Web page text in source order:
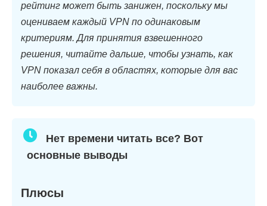
рейтинг может быть занижен, поскольку мы
оцениваем каждый VPN по одинаковым
критериям. Для принятия взвешенного
решения, читайте дальше, чтобы узнать, как
VPN показал себя в областях, которые для вас
наиболее важны.
Нет времени читать все? Вот
основные выводы
Плюсы